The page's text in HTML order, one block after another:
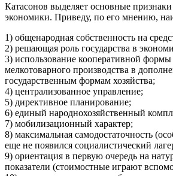
Катасонов выделяет основные признаки
экономики. Приведу, по его мнению,
1) общенародная собственность на
2) решающая роль государства в
3) использование кооперативной формы
мелкотоварного производства в
государственным формам хозяйства;
4) централизованное управление;
5) директивное планирование;
6) единый народнохозяйственный
7) мобилизационный характер;
8) максимальная самодостаточность
еще не появился социалистический
9) ориентация в первую очередь на
показатели (стоимостные играют